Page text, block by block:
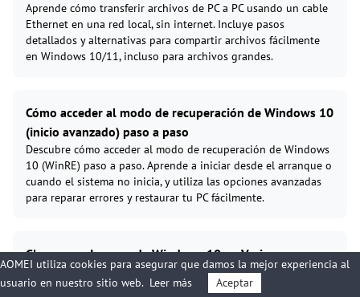
Aprende cómo transferir archivos de PC a PC usando un cable
Ethernet en una red local, sin internet. Incluye pasos
detallados y alternativas para compartir archivos fácilmente
en Windows 10/11, incluso para archivos grandes.
Cómo acceder al modo de recuperación de Windows 10
(inicio avanzado) paso a paso
Descubre cómo acceder al modo de recuperación de Windows
10 (WinRE) paso a paso. Aprende a iniciar desde el arranque o
cuando el sistema no inicia, y utiliza las opciones avanzadas
para reparar errores y restaurar tu PC fácilmente.
Clonar una Imagen de Windows 10 en Varios
Ordenadores | 3 Sencillos Pasos
Este ensayo le muestra la mejor manera de clonar la imagen
AOMEI utiliza cookies para asegurar que damos la mejor experiencia al
usuario en nuestro sitio web. Leer más Aceptar